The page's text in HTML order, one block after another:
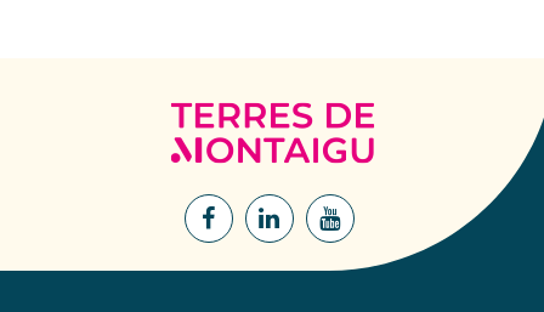
Terres
de
Lien
Lien
Lien